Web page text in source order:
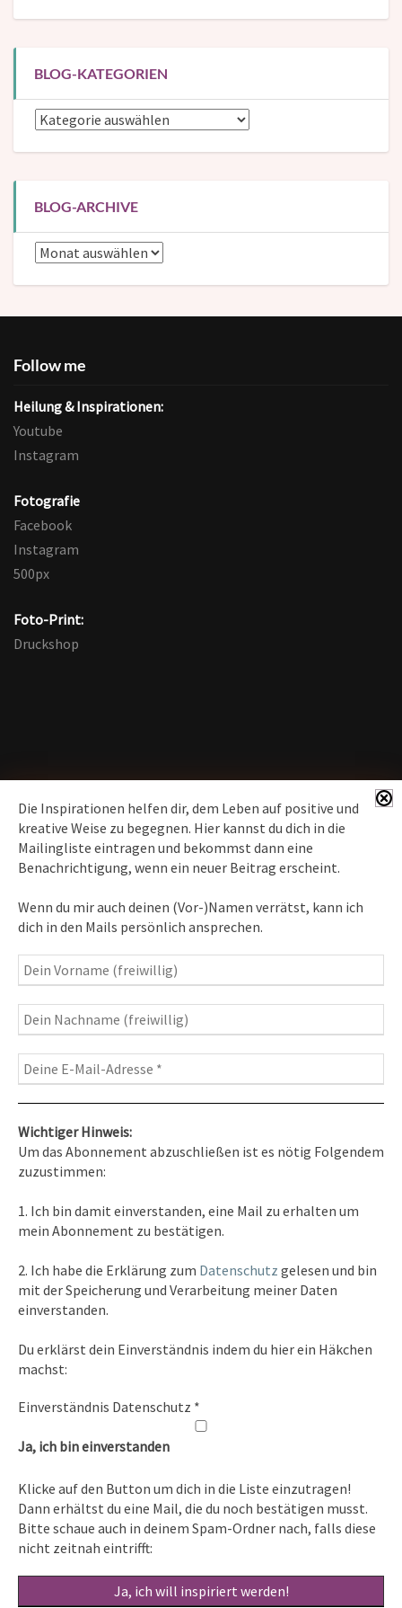
Die Inspirationen helfen dir, dem Leben auf positive und
kreative Weise zu begegnen. Hier kannst du dich in die
Mailingliste eintragen und bekommst dann eine
Benachrichtigung, wenn ein neuer Beitrag erscheint.
Wenn du mir auch deinen (Vor-)Namen verrätst, kann ich
dich in den Mails persönlich ansprechen.
Wichtiger Hinweis:
Um das Abonnement abzuschließen ist es nötig Folgendem
zuzustimmen:
1. Ich bin damit einverstanden, eine Mail zu erhalten um
mein Abonnement zu bestätigen.
2. Ich habe die Erklärung zum Datenschutz gelesen und bin
mit der Speicherung und Verarbeitung meiner Daten
einverstanden.
Du erklärst dein Einverständnis indem du hier ein Häkchen
machst:
Einverständnis Datenschutz *
Ja, ich bin einverstanden
Klicke auf den Button um dich in die Liste einzutragen!
Dann erhältst du eine Mail, die du noch bestätigen musst.
Bitte schaue auch in deinem Spam-Ordner nach, falls diese
nicht zeitnah eintrifft:
BLOG-KATEGORIEN
Blog-
BLOG-ARCHIVE
Blog-
Follow me
Heilung & Inspirationen:
Youtube
Instagram
Fotografie
Facebook
Instagram
500px
Foto-Print:
Druckshop
News erhalten
Inspirationen
– Bewusstseins-Impulse, Meditation &
Heilung, Texte & Botschaften
Fotografie– Fotoblog, Kalender, Workshops
Kontakt
Tel. 0351/2681691
E-Mail: info [at ] spirit-on-earth.com
Heilpraxis
Heilpraxis Hirschburger
Rechtliches
Impressum
Datenschutz